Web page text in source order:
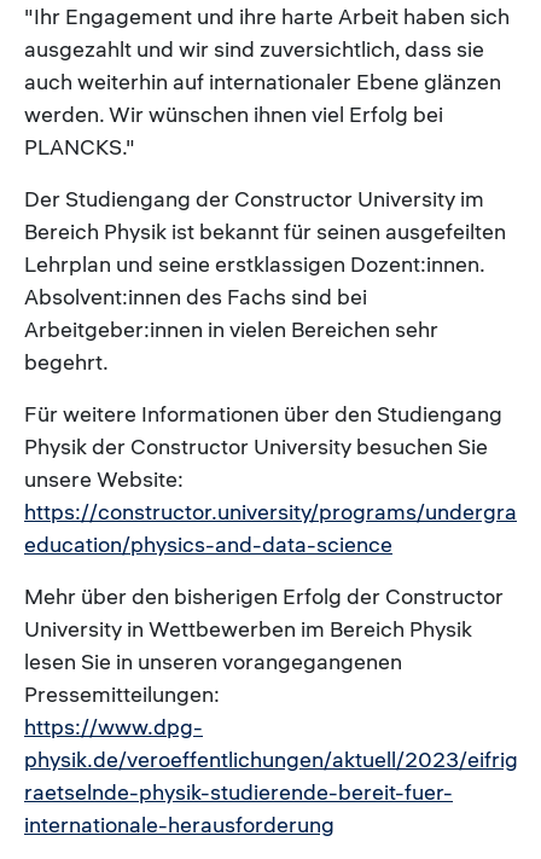
"Ihr Engagement und ihre harte Arbeit haben sich
ausgezahlt und wir sind zuversichtlich, dass sie
auch weiterhin auf internationaler Ebene glänzen
werden. Wir wünschen ihnen viel Erfolg bei
PLANCKS."
Der Studiengang der Constructor University im
Bereich Physik ist bekannt für seinen ausgefeilten
Lehrplan und seine erstklassigen Dozent:innen.
Absolvent:innen des Fachs sind bei
Arbeitgeber:innen in vielen Bereichen sehr
begehrt.
Für weitere Informationen über den Studiengang
Physik der Constructor University besuchen Sie
unsere Website:
https://constructor.university/programs/
education/physics-and-data-science
Mehr über den bisherigen Erfolg der Constructor
University in Wettbewerben im Bereich Physik
lesen Sie in unseren vorangegangenen
Pressemitteilungen:
https://www.dpg-
physik.de/veroeffentlichungen/aktuell/2023/eifrig-
raetselnde-physik-studierende-bereit-fuer-
internationale-herausforderung